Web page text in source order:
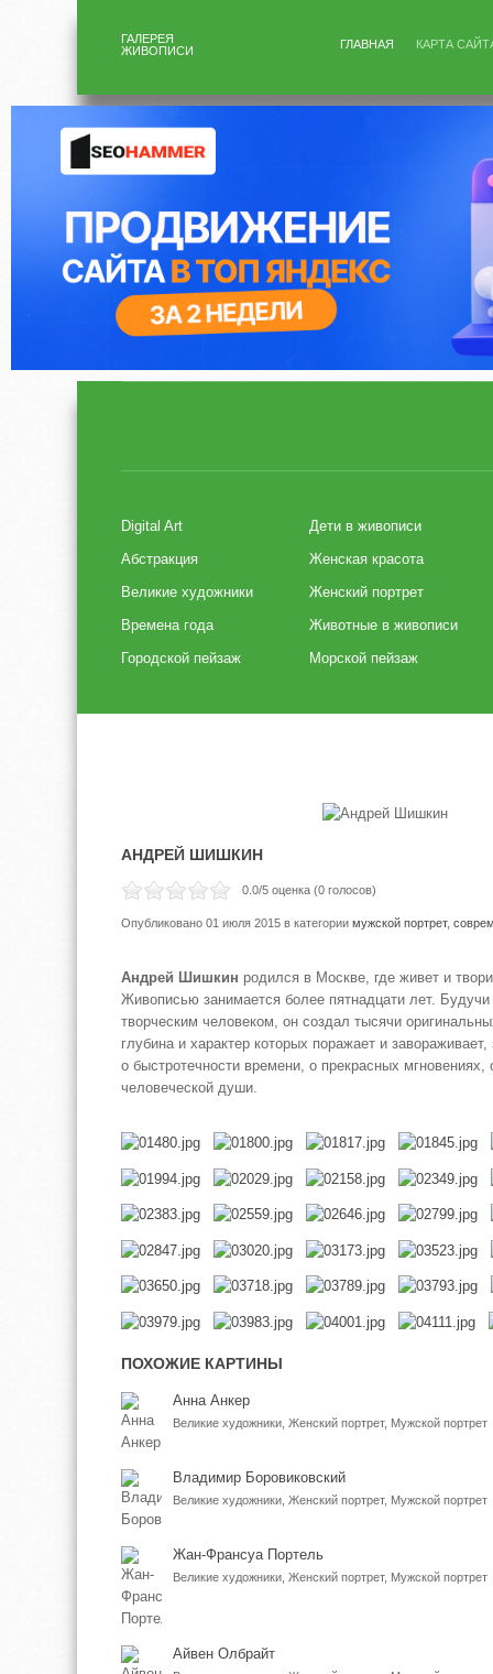
ГАЛЕРЕЯ
ЖИВОПИСИ
ГЛАВНАЯ КАРТА
Digital Art
Абстракция
Великие художники
Времена года
Городской пейзаж
Дети в живописи
Женская красота
Женский портрет
Животные в живописи
Морской пейзаж
АНДРЕЙ ШИШКИН
0.0/5 оценка (0 голосов)
Опубликовано 01 июля 2015 в категории мужской портрет,
Андрей Шишкин родился в Москве, где живет и
Живописью занимается более пятнадцати лет.
творческим человеком, он создал тысячи
глубина и характер которых поражает и
о быстротечности времени, о прекрасных мгновениях,
человеческой души.
ПОХОЖИЕ КАРТИНЫ
Анна Анкер
Великие художники, Женский портрет, Мужской портрет
Владимир Боровиковский
Великие художники, Женский портрет, Мужской портрет
Жан-Франсуа Портель
Великие художники, Женский портрет, Мужской портрет
Айвен Олбрайт